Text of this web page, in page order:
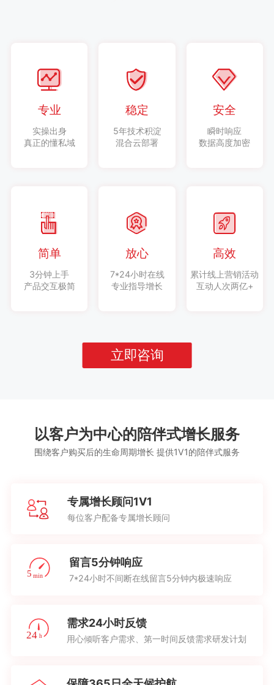
专业
实操出身
真正的懂私域
稳定
5年技术积淀
混合云部署
安全
瞬时响应
数据高度加密
简单
3分钟上手
产品交互极简
放心
7*24小时在线
专业指导增长
高效
累计线上营销活动
互动人次两亿+
立即咨询
以客户为中心的陪伴式增长服务
围绕客户购买后的生命周期增长 提供1V1的陪伴式服务
专属增长顾问1V1
每位客户配备专属增长顾问
留言5分钟响应
7*24小时不间断在线留言5分钟内极速响应
需求24小时反馈
用心倾听客户需求、第一时间反馈需求研发计划